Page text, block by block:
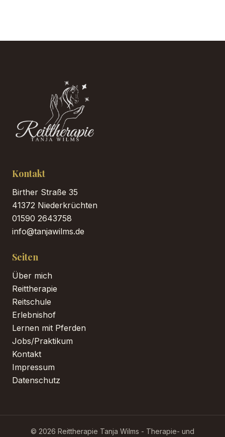
Kontakt
Birther Straße 35
41372 Niederkrüchten
01590 2643758
info@tanjawilms.de
Seiten
Über mich
Reittherapie
Reitschule
Erlebnishof
Lernen mit Pferden
Jobs/Praktikum
Kontakt
Impressum
Datenschutz
© 2026 Reittherapie Tanja Wilms - Therapie- und